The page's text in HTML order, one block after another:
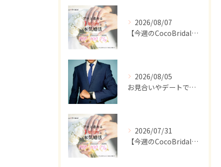
2026/08/07
【今週のCocoBridal】8/1〜8/7 会員様 活動報告✨
2026/08/05
お見合いやデートで、ついつい話しすぎちゃう人いませんか？【婚活 男性 話しすぎ】
2026/07/31
【今週のCocoBridal】7/27〜7/31 会員様 活動報告✨